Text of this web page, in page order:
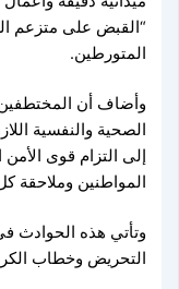
“القبض على متزعم
المتورطين.
وأضاف أن المختطفين
الصحية والنفسية
إلى التزام قوى الأمن
المواطنين وملاحقة
وتأتي هذه الحوادث
التحريض وخطاب